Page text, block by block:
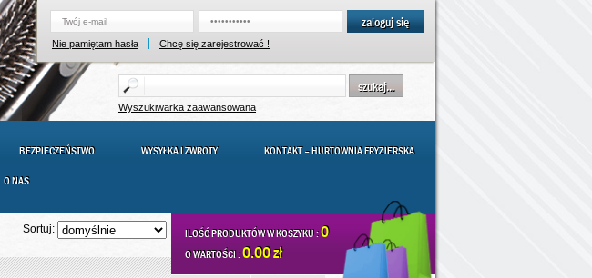
zaloguj się
Nie pamiętam hasła Chcę się zarejestrować !
szukaj...
Wyszukiwarka zaawansowana
BEZPIECZEŃSTWO WYSYŁKA I ZWROTY KONTAKT – HURTOWNIA FRYZJERSKA
O NAS
Sortuj: ILOŚĆ PRODUKTÓW W KOSZYKU :0
O WARTOŚCI :0.00 zł